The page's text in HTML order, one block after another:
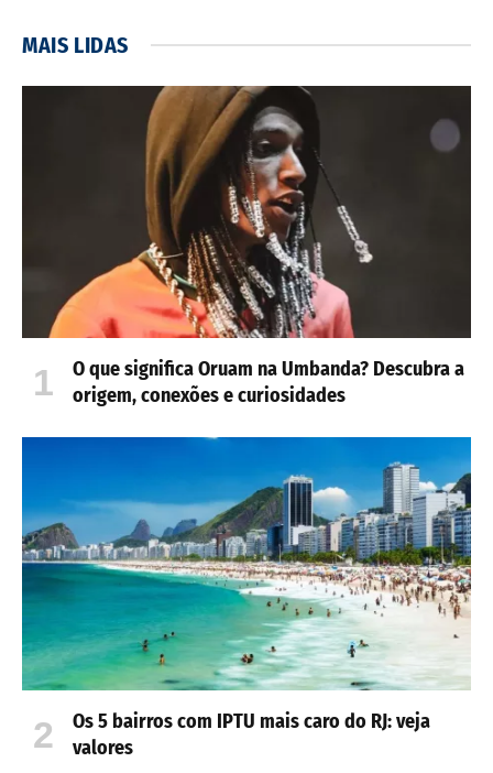
MAIS LIDAS
O que significa Oruam na Umbanda? Descubra a
origem, conexões e curiosidades
Os 5 bairros com IPTU mais caro do RJ: veja
valores